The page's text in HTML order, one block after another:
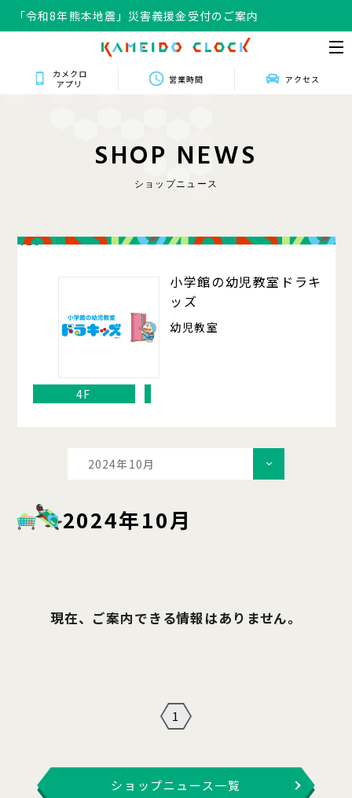
「令和8年熊本地震」災害義援金受付のご案内
カメクロ
アプリ
営業時間 アクセス
SHOP NEWS
ショップニュース
420
小学館の幼児教室ドラキ
ッズ
幼児教室
4F
2024年10月
2024年10月
現在、ご案内できる情報はありません。
1
ショップニュース一覧